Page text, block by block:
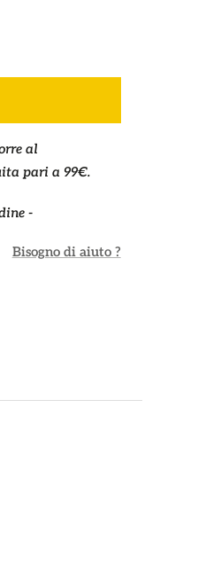
al
pari a 99€.
-
Bisogno di aiuto ?